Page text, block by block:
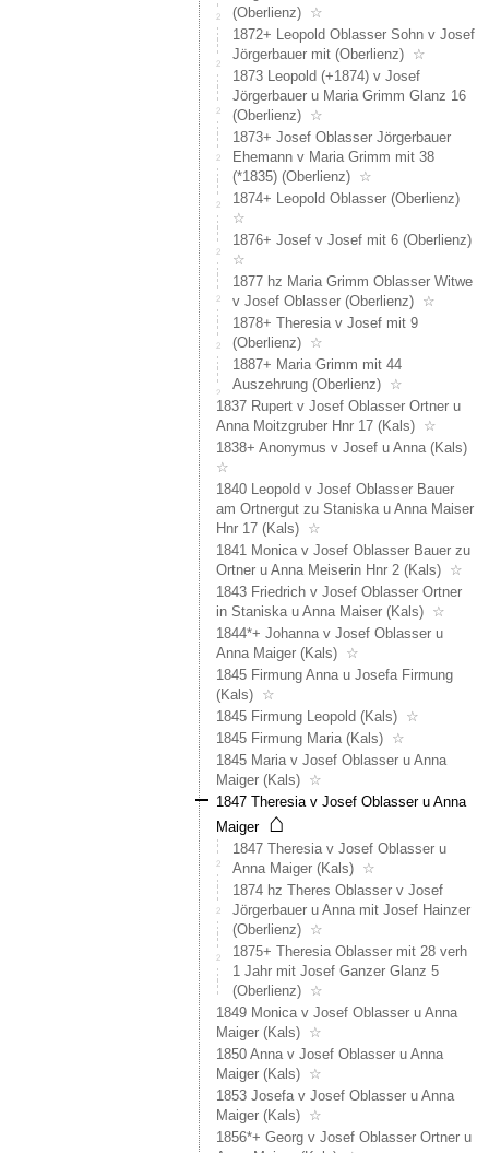
dies
Nach
Lorenz
-
den
(1850+
Josef
Bauer
stirbt
auf
Sehr
(1850+
Hnr
des
Nidrist.
(Oberlienz)
☆
1872+ Leopold Oblasser Sohn v Josef
Jörgerbauer mit (Oberlienz)
☆
1873 Leopold (+1874) v Josef
Jörgerbauer u Maria Grimm Glanz 16
(Oberlienz)
☆
1873+ Josef Oblasser Jörgerbauer
Ehemann v Maria Grimm mit 38
(*1835) (Oberlienz)
☆
1874+ Leopold Oblasser (Oberlienz)
☆
1876+ Josef v Josef mit 6 (Oberlienz)
☆
1877 hz Maria Grimm Oblasser Witwe
v Josef Oblasser (Oberlienz)
☆
1878+ Theresia v Josef mit 9
(Oberlienz)
☆
1887+ Maria Grimm mit 44
Auszehrung (Oberlienz)
☆
1837 Rupert v Josef Oblasser Ortner u
Anna Moitzgruber Hnr 17 (Kals)
☆
1838+ Anonymus v Josef u Anna (Kals)
☆
1840 Leopold v Josef Oblasser Bauer
am Ortnergut zu Staniska u Anna Maiser
Hnr 17 (Kals)
☆
1841 Monica v Josef Oblasser Bauer zu
Ortner u Anna Meiserin Hnr 2 (Kals)
☆
1843 Friedrich v Josef Oblasser Ortner
in Staniska u Anna Maiser (Kals)
☆
1844*+ Johanna v Josef Oblasser u
Anna Maiger (Kals)
☆
1845 Firmung Anna u Josefa Firmung
(Kals)
☆
1845 Firmung Leopold (Kals)
☆
1845 Firmung Maria (Kals)
☆
1845 Maria v Josef Oblasser u Anna
Maiger (Kals)
☆
1847 Theresia v Josef Oblasser u Anna
Maiger
⌂
1847 Theresia v Josef Oblasser u
Anna Maiger (Kals)
☆
1874 hz Theres Oblasser v Josef
Jörgerbauer u Anna mit Josef Hainzer
(Oberlienz)
☆
1875+ Theresia Oblasser mit 28 verh
1 Jahr mit Josef Ganzer Glanz 5
(Oberlienz)
☆
1849 Monica v Josef Oblasser u Anna
Maiger (Kals)
☆
1850 Anna v Josef Oblasser u Anna
Maiger (Kals)
☆
1853 Josefa v Josef Oblasser u Anna
Maiger (Kals)
☆
1856*+ Georg v Josef Oblasser Ortner u